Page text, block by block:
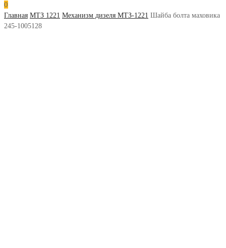
0
Главная МТЗ 1221 Механизм дизеля МТЗ-1221 Шайба болта маховика
245-1005128